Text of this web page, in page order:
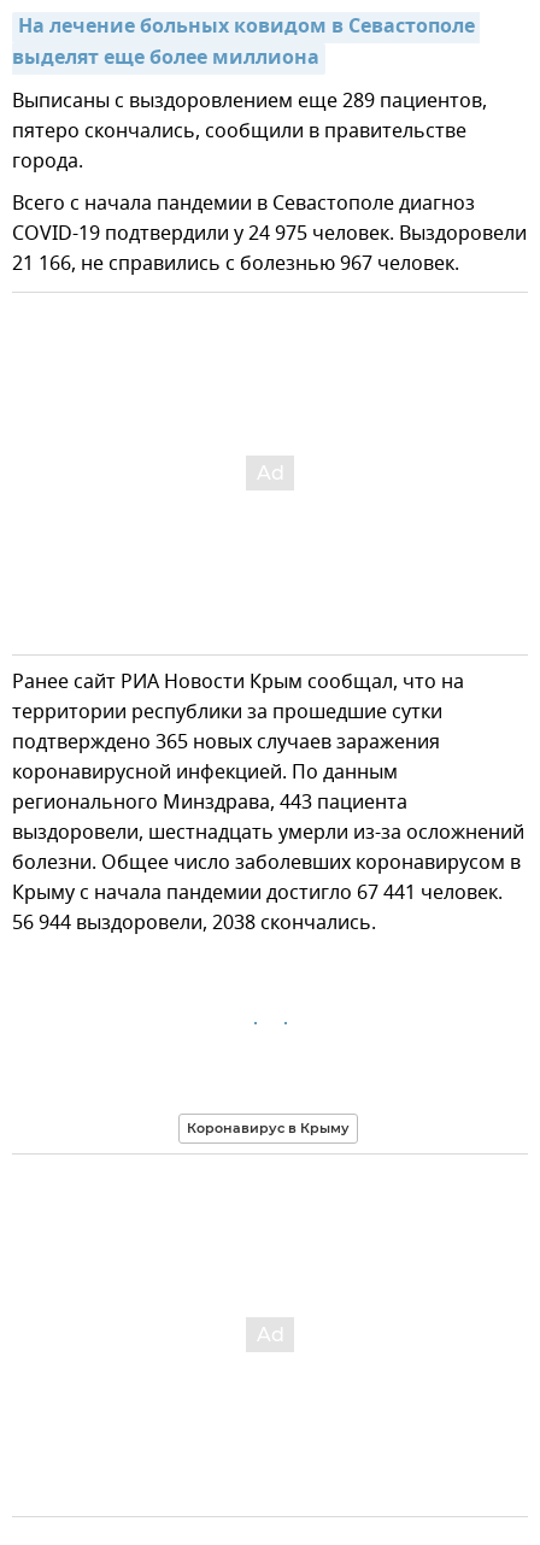
На лечение больных ковидом в Севастополе
выделят еще более миллиона
Выписаны с выздоровлением еще 289 пациентов,
пятеро скончались, сообщили в правительстве
города.
Всего с начала пандемии в Севастополе диагноз
COVID-19 подтвердили у 24 975 человек. Выздоровели
21 166, не справились с болезнью 967 человек.
Ранее сайт РИА Новости Крым сообщал, что на
территории республики за прошедшие сутки
подтверждено 365 новых случаев заражения
коронавирусной инфекцией. По данным
регионального Минздрава, 443 пациента
выздоровели, шестнадцать умерли из-за осложнений
болезни. Общее число заболевших коронавирусом в
Крыму с начала пандемии достигло 67 441 человек.
56 944 выздоровели, 2038 скончались.
Коронавирус в Крыму